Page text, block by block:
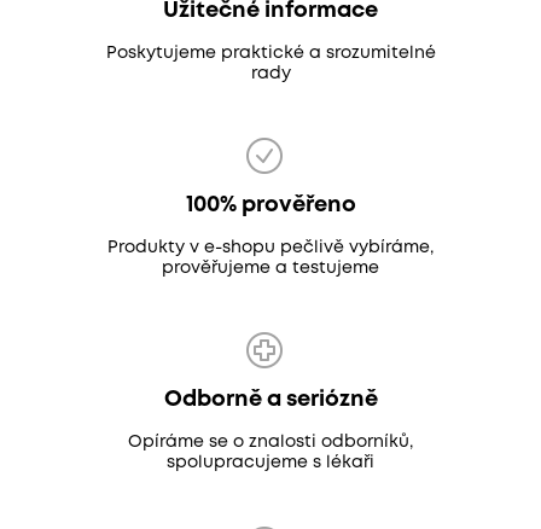
Užitečné informace
Poskytujeme praktické a srozumitelné
rady
100% prověřeno
Produkty v e-shopu pečlivě vybíráme,
prověřujeme a testujeme
Odborně a seriózně
Opíráme se o znalosti odborníků,
spolupracujeme s lékaři